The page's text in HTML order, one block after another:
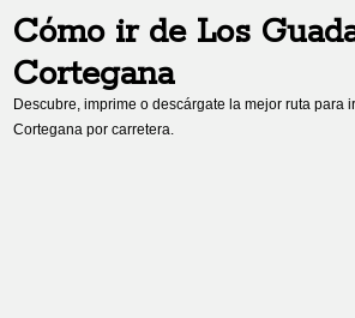
Cómo ir de Los
Cortegana
Descubre, imprime o descárgate la mejor ruta para
Cortegana por carretera.